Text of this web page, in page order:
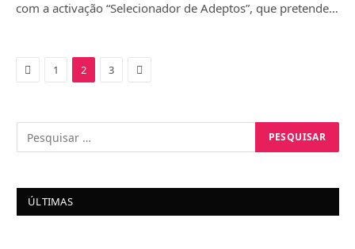
com a activação “Selecionador de Adeptos”, que pretende…
Previous
1 2 3 Next
ÚLTIMAS